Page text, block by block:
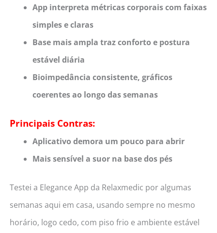
App interpreta métricas corporais com faixas
simples e claras
Base mais ampla traz conforto e postura
estável diária
Bioimpedância consistente, gráficos
coerentes ao longo das semanas
Principais Contras:
Aplicativo demora um pouco para abrir
Mais sensível a suor na base dos pés
Testei a Elegance App da Relaxmedic por algumas
semanas aqui em casa, usando sempre no mesmo
horário, logo cedo, com piso frio e ambiente estável